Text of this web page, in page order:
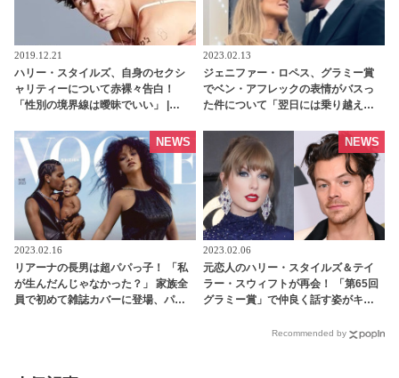
2019.12.21
ハリー・スタイルズ、自身のセクシ
ャリティーについて赤裸々告白！
「性別の境界線は曖昧でいい」 |
2023.02.13
ジェニファー・ロペス、グラミー賞
でベン・アフレックの表情がバスっ
た件について「翌日には乗り越えて
賞レースが嫌いか知っている」不仲
説について関係者が語ったこととは -
tvgroove
2023.02.16
リアーナの長男は超パパっ子！ 「私
が生んだんじゃなかった？」 家族全
員で初めて雑誌カバーに登場、パー
NEWS
2023.02.06
元恋人のハリー・スタイルズ＆テイ
ラー・スウィフトが再会！ 「第65回
グラミー賞」で仲良く話す姿がキャ
画あり] - tvgroove
NEWS
Recommended by